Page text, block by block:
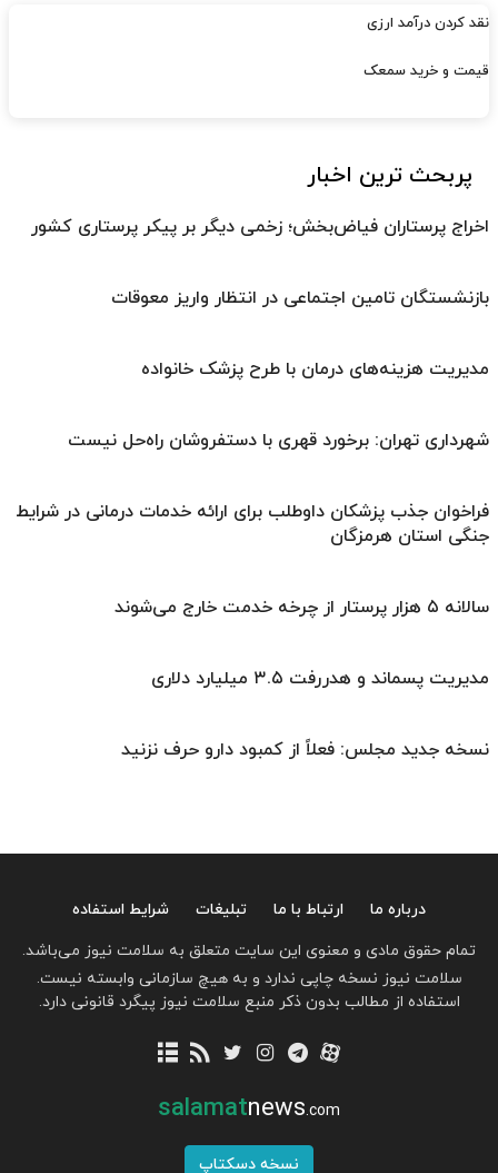
نقد کردن درآمد ارزی
قیمت و خرید سمعک
پربحث ترین اخبار
اخراج پرستاران فیاض‌بخش؛ زخمی دیگر بر پیکر پرستاری کشور
بازنشستگان تامین اجتماعی در انتظار واریز معوقات
مدیریت هزینه‌های درمان با طرح پزشک خانواده
شهرداری تهران: برخورد قهری با دستفروشان راه‌حل نیست
فراخوان جذب پزشکان داوطلب برای ارائه خدمات درمانی در شرایط
جنگی استان هرمزگان
سالانه ۵ هزار پرستار از چرخه خدمت خارج می‌شوند
مدیریت پسماند و هدررفت ۳.۵ میلیارد دلاری
نسخه جدید مجلس: فعلاً از کمبود دارو حرف نزنید
درباره ما ارتباط با ما تبلیغات
شرایط استفاده
تمام حقوق مادی و معنوی این سایت متعلق به سلامت نیوز می‌باشد.
سلامت نیوز نسخه چاپی ندارد و به هیچ سازمانی وابسته نیست.
استفاده از مطالب بدون ذکر منبع سلامت نیوز پیگرد قانونی دارد.
salamatnews.com
نسخه دسکتاپ